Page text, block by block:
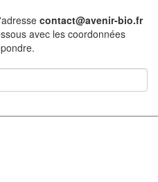
contact@avenir-bio.fr
avec les coordonnées